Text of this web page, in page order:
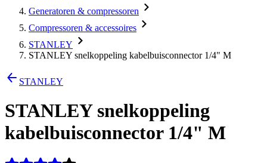
Generatoren & compressoren
Compressoren & accessoires
STANLEY
STANLEY snelkoppeling kabelbuisconnector 1/4" M
STANLEY
STANLEY snelkoppeling
kabelbuisconnector 1/4" M